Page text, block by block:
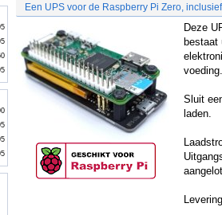
Een UPS voor de Raspberry Pi Zero,
Deze
bestaat
voeding.
Sluit
laden.